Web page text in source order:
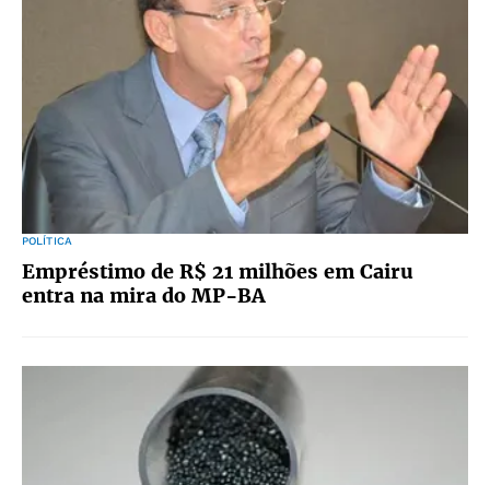
POLÍTICA
Empréstimo de R$ 21 milhões em Cairu
entra na mira do MP-BA